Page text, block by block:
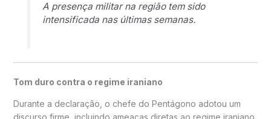
A presença militar na região tem sido
intensificada nas últimas semanas.
Tom duro contra o regime iraniano
Durante a declaração, o chefe do Pentágono adotou um
discurso firme, incluindo ameaças diretas ao regime iraniano.